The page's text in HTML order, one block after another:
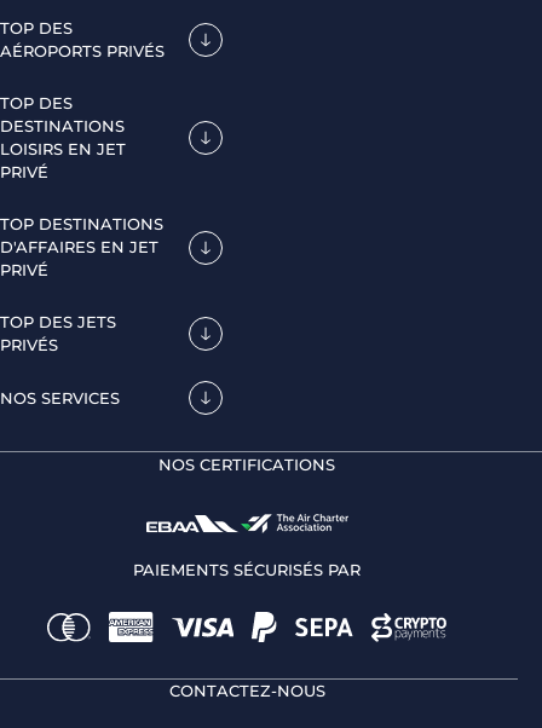
TOP DES
AÉROPORTS PRIVÉS
TOP DES
DESTINATIONS
LOISIRS EN JET
PRIVÉ
TOP DESTINATIONS
D'AFFAIRES EN JET
PRIVÉ
TOP DES JETS
PRIVÉS
NOS SERVICES
NOS CERTIFICATIONS
PAIEMENTS SÉCURISÉS PAR
CONTACTEZ-NOUS